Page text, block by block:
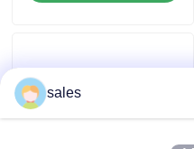
Worldia-snijgereedschap
sales